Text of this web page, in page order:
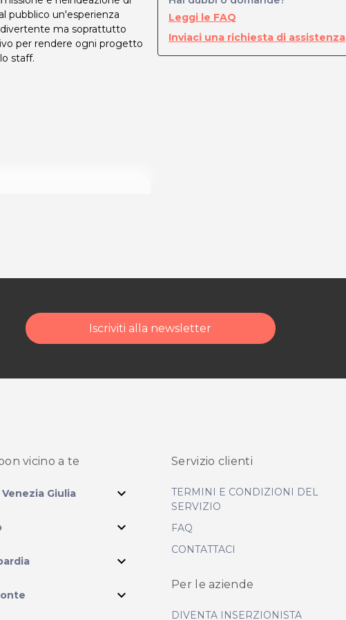
pubblico un'esperienza
ma soprattutto
per rendere ogni progetto
staff.
di acquisto scrivi a
Leggi le FAQ
Inviaci una richiesta di assistenza
Iscriviti alla newsletter
vicino a te
Giulia expand_more
expand_more
expand_more
expand_more
Servizio clienti
TERMINI E CONDIZIONI DEL
SERVIZIO
FAQ
CONTATTACI
Per le aziende
DIVENTA INSERZIONISTA